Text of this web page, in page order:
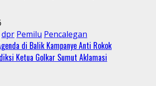
dpr Pemilu Pencalegan
di Balik Kampanye Anti Rokok
Ketua Golkar Sumut Aklamasi